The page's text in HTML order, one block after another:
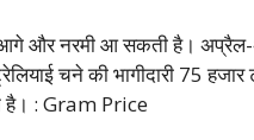
और नरमी आ सकती है। अप्रैल-
चने की भागीदारी 75
है। : Gram Price